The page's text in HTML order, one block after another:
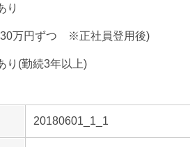
り
万円ずつ ※正社員登用後)
り(勤続3年以上)
20180601_1_1